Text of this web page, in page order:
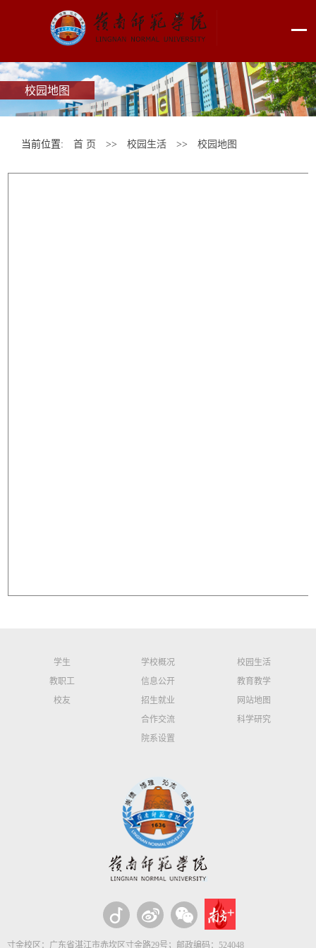
校园地图
当前位置: 首 页 >> 校园生活 >> 校园地图
学生
教职工
校友
学校概况
信息公开
招生就业
合作交流
院系设置
校园生活
教育教学
网站地图
科学研究
寸金校区：广东省湛江市赤坎区寸金路29号；邮政编码：524048